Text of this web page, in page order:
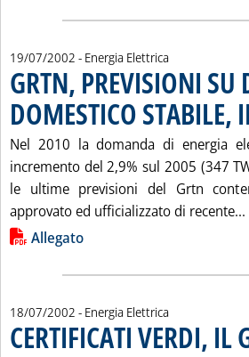
19/07/2002 - Energia Elettrica
GRTN, PREVISIONI
DOMESTICO STABILE,
Nel 2010 la domanda di energia
incremento del 2,9% sul 2005 (347
le ultime previsioni del Grtn
approvato ed ufficializzato di recente...
Lista allegati PDF alla notizia
Allegato
18/07/2002 - Energia Elettrica
CERTIFICATI VERDI, IL